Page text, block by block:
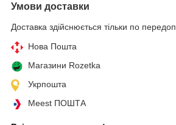
Умови доставки
Доставка здійснюється тільки по
Нова Пошта
Магазини Rozetka
Укрпошта
Meest ПОШТА